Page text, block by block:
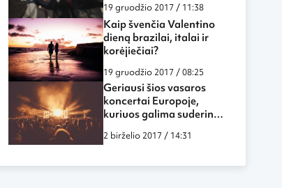
19 gruodžio 2017 / 11:38
Kaip švenčia Valentino
dieną brazilai, italai ir
korėjiečiai?
19 gruodžio 2017 / 08:25
Geriausi šios vasaros
koncertai Europoje,
kuriuos galima suderinti
2 birželio 2017 / 14:31